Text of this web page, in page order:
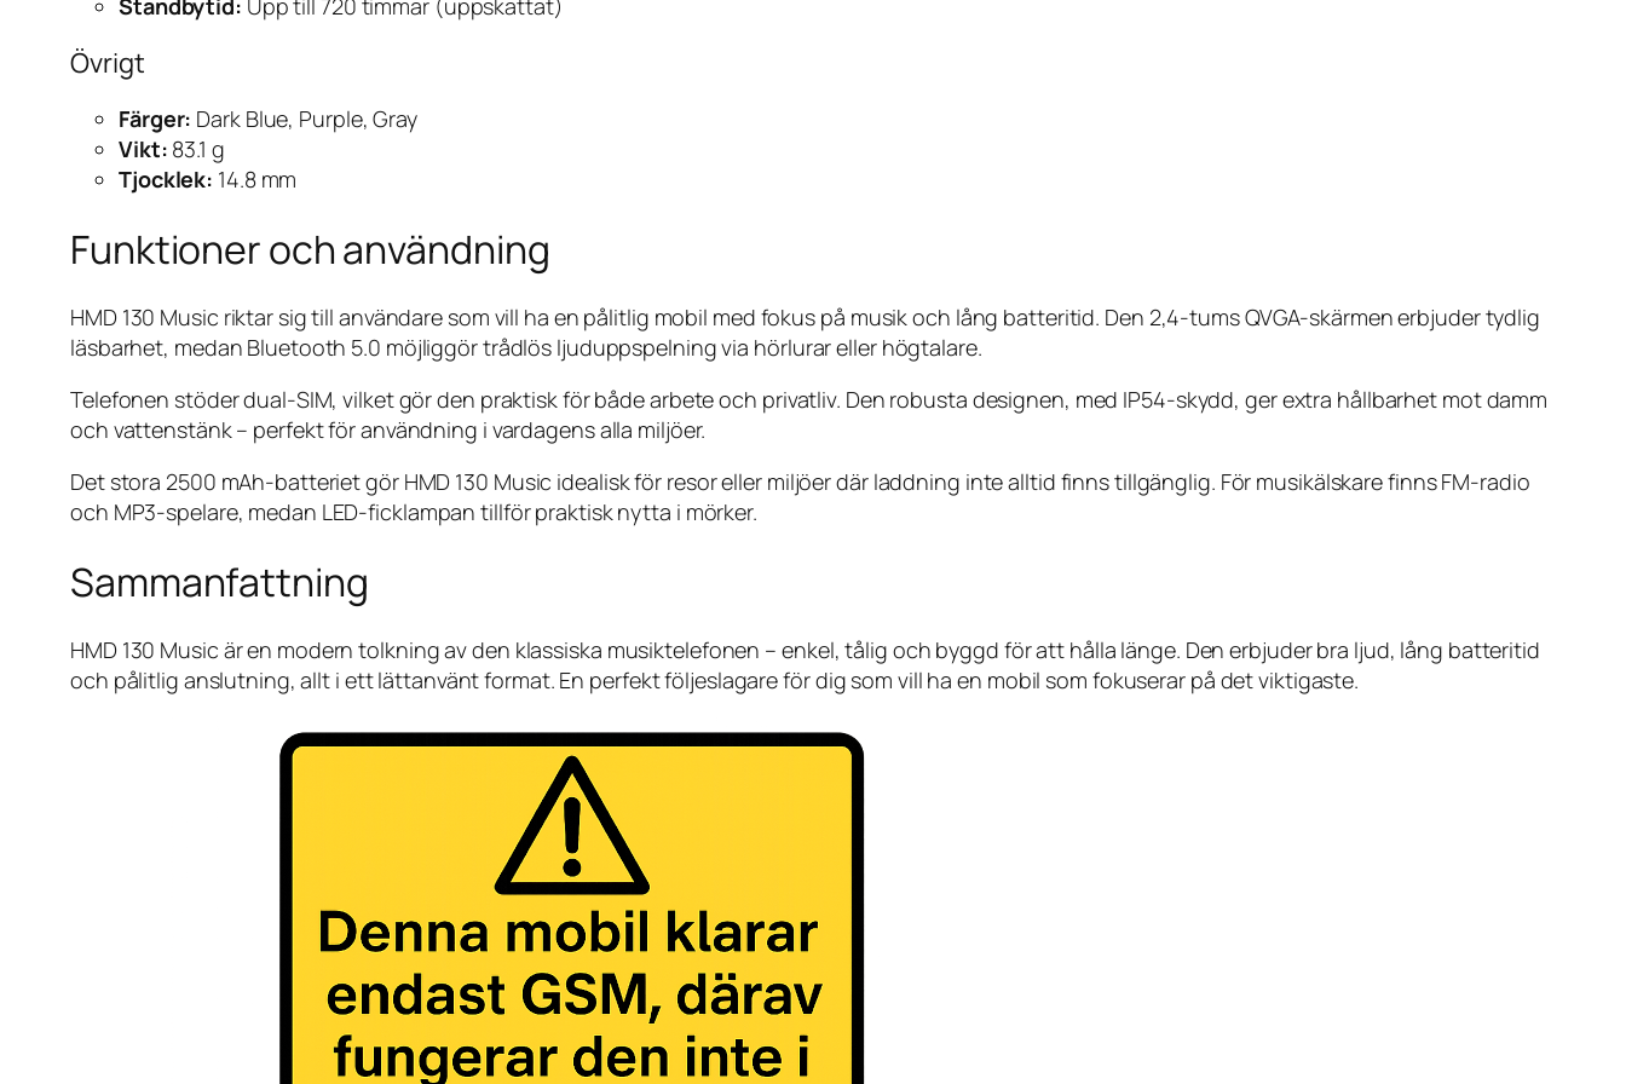
Standbytid: Upp till 720 timmar (uppskattat)
Övrigt
Färger: Dark Blue, Purple, Gray
Vikt: 83.1 g
Tjocklek: 14.8 mm
Funktioner och användning
HMD 130 Music riktar sig till användare som vill ha en pålitlig mobil med fokus på musik och lång batteritid. Den 2,4-tums QVGA-skärmen erbjuder tydlig
läsbarhet, medan Bluetooth 5.0 möjliggör trådlös ljuduppspelning via hörlurar eller högtalare.
Telefonen stöder dual-SIM, vilket gör den praktisk för både arbete och privatliv. Den robusta designen, med IP54-skydd, ger extra hållbarhet mot damm
och vattenstänk – perfekt för användning i vardagens alla miljöer.
Det stora 2500 mAh-batteriet gör HMD 130 Music idealisk för resor eller miljöer där laddning inte alltid finns tillgänglig. För musikälskare finns FM-radio
och MP3-spelare, medan LED-ficklampan tillför praktisk nytta i mörker.
Sammanfattning
HMD 130 Music är en modern tolkning av den klassiska musiktelefonen – enkel, tålig och byggd för att hålla länge. Den erbjuder bra ljud, lång batteritid
och pålitlig anslutning, allt i ett lättanvänt format. En perfekt följeslagare för dig som vill ha en mobil som fokuserar på det viktigaste.